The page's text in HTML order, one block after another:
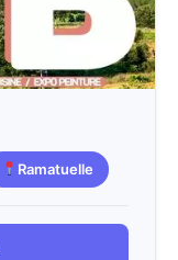
Ramatuelle